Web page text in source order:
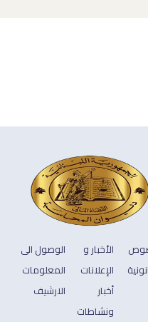
الأخبار و
الإعلانات
أخبار
ونشاطات
الوصول الى
المعلومات
الارشيف